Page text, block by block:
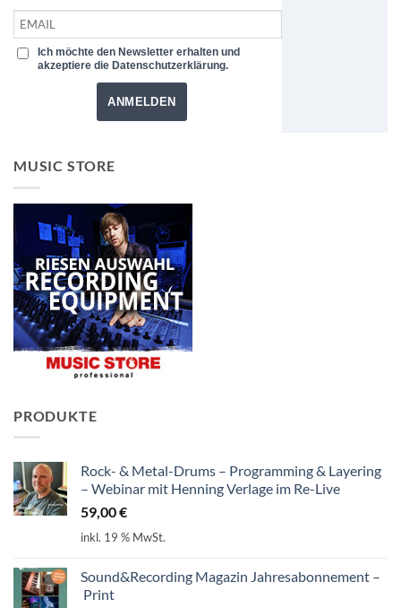
Ich möchte den Newsletter erhalten und
akzeptiere die Datenschutzerklärung.
ANMELDEN
MUSIC STORE
PRODUKTE
Rock- & Metal-Drums – Programming & Layering
– Webinar mit Henning Verlage im Re-Live
59,00€
inkl. 19 % MwSt.
Sound&Recording Magazin Jahresabonnement –
Print